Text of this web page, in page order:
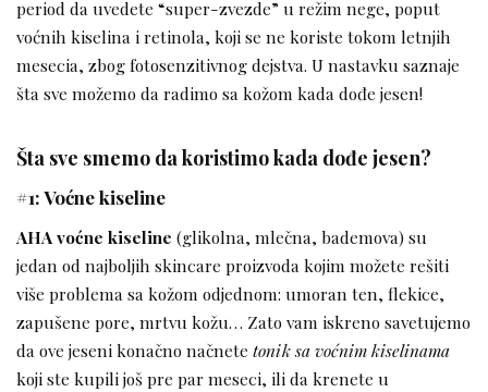
period da uvedete “super-zvezde” u režim nege, poput
voćnih kiselina i retinola, koji se ne koriste tokom letnjih
mesecia, zbog fotosenzitivnog dejstva. U nastavku saznaje
šta sve možemo da radimo sa kožom kada dođe jesen!
Šta sve smemo da koristimo kada dođe jesen?
#1: Voćne kiseline
AHA voćne kiseline (glikolna, mlečna, bademova) su
jedan od najboljih skincare proizvoda kojim možete rešiti
više problema sa kožom odjednom: umoran ten, flekice,
zapušene pore, mrtvu kožu… Zato vam iskreno savetujemo
da ove jeseni konačno načnete tonik sa voćnim kiselinama
koji ste kupili još pre par meseci, ili da krenete u